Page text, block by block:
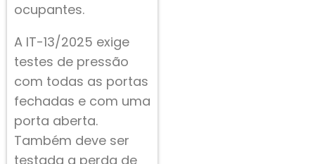
ocupantes.
A IT-13/2025 exige
testes de pressão
com todas as portas
fechadas e com uma
porta aberta.
Também deve ser
testada a perda de